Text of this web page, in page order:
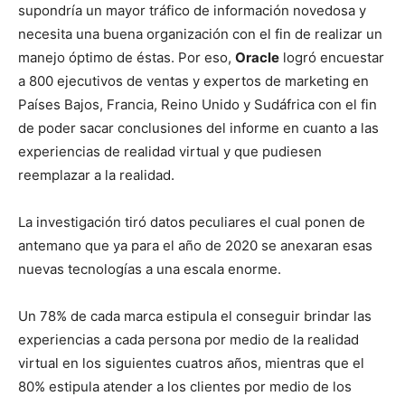
supondría un mayor tráfico de información novedosa y
necesita una buena organización con el fin de realizar un
manejo óptimo de éstas. Por eso, Oracle logró encuestar
a 800 ejecutivos de ventas y expertos de marketing en
Países Bajos, Francia, Reino Unido y Sudáfrica con el fin
de poder sacar conclusiones del informe en cuanto a las
experiencias de realidad virtual y que pudiesen
reemplazar a la realidad.
La investigación tiró datos peculiares el cual ponen de
antemano que ya para el año de 2020 se anexaran esas
nuevas tecnologías a una escala enorme.
Un 78% de cada marca estipula el conseguir brindar las
experiencias a cada persona por medio de la realidad
virtual en los siguientes cuatros años, mientras que el
80% estipula atender a los clientes por medio de los